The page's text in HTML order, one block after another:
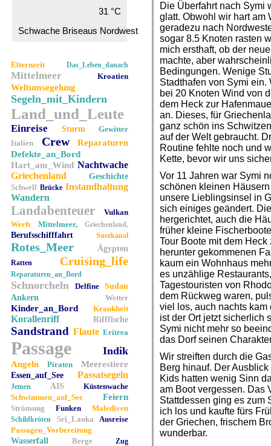
31 °C
Schwache Briseaus Nordwest
Elternzeit Das_Leben_danach
Mittelmeer Kroatien
Weltumsegelung
Segeln_mit_Kindern
Land_und_Leute
Einreise Sturm
Gewitter
Italien
Crew
Reparaturen
Defekte_an_Bord
Hart_am_Wind Nachtwache
Griechenland
Geschichte
Schwell Brücke Instandhaltung
Wandern
Landabenteuer
Vulkan
Werft
Mittelmeer, Griechenland,
Berufsschifffahrt Suezkanal
Rotes_Meer Ägypten
Ratten Cruising_life
Reparaturen_an_Bord
Schnorcheln Delfine
Sudan
Ankern
Wetter
Kinder_an_Bord Krankheit
Korallenriff Rifffische
Sandstrand Flaute Eritrea
Passage Indik
Angeln Piraten Meerestiere
Essen_auf_See Passatsegeln
Jemen AIS
Küstenwache
Schwimmen_auf_See
Feiern
Strömung Funken Malediven
Schildkröten Sri_Lanka
Ausreise
Passagen_Vorbereitung
Wasserfall
Berge Zug
Die Überfahrt nach Symi
glatt. Obwohl wir hart am
geradezu nach
sogar 8.5 Knoten rasten
mich ersthaft, ob der
machte, aber
Bedingungen. Wenige
Stadthafen von Symi
bei 20 Knoten Wind von
dem Heck zur
an. Dieses, für
ganz schön ins
auf der Welt gebraucht.
Routine fehlte noch und
Kette, bevor wir uns
Vor 11 Jahren war Symi
schönen kleinen
unsere Lieblingsinsel in
sich einiges geändert.
hergerichtet, auch die
früher kleine
Tour Boote mit dem
herunter gekommenen
kaum ein Wohnhaus
es unzählige
Tagestouristen von
dem Rückweg waren,
viel los, auch nachts kam
ist der Ort jetzt sicherlich
Symi nicht mehr so
das Dorf seinen
Wir streiften durch die
Berg hinauf. Der
Kids hatten wenig Sinn
am Boot vergessen. Das
Stattdessen ging es zum
ich los und kaufte fürs
der Griechen, frischem
wunderbar.